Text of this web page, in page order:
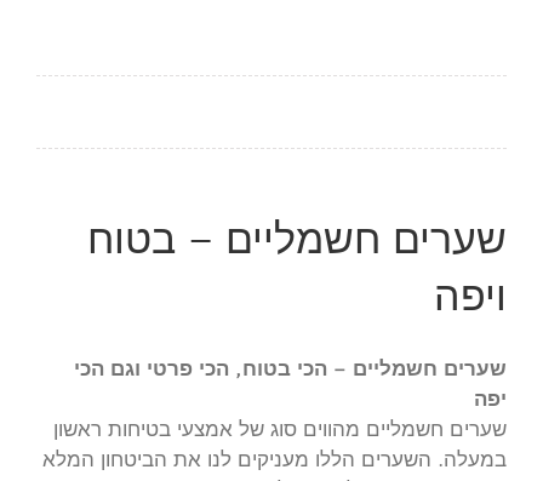
שערים חשמליים – בטוח
ויפה
שערים חשמליים – הכי בטוח, הכי פרטי וגם הכי
יפה
שערים חשמליים מהווים סוג של אמצעי בטיחות ראשון
במעלה. השערים הללו מעניקים לנו את הביטחון המלא